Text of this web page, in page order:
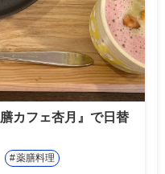
カフェ杏月』で日替
薬膳料理